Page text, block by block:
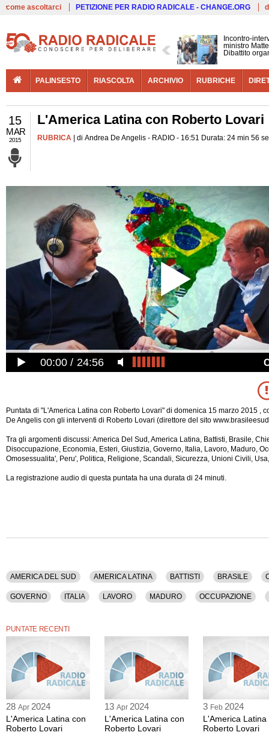
come ascoltarci PETIZIONE PER RADIO RADICALE - CHANGE.ORG
Incontro-
ministro
Dibattito
PALINSESTO RIASCOLTA ARCHIVIO RUBRICHE
15
MAR
2015
L'America Latina con Roberto Lovari
RUBRICA | di Andrea De Angelis - RADIO - 16:51 Durata: 24 min 56
00:00 24:56
Puntata di "L'America Latina con Roberto Lovari" di domenica 15 marzo 2015 ,
De Angelis con gli interventi di Roberto Lovari (direttore del sito
Tra gli argomenti discussi: America Del Sud, America Latina, Battisti, Brasile,
Disoccupazione, Economia, Esteri, Giustizia, Governo, Italia, Lavoro, Maduro,
Omosessualita', Peru', Politica, Religione, Scandali, Sicurezza, Unioni Civili,
La registrazione audio di questa puntata ha una durata di 24 minuti.
AMERICA DEL SUD AMERICA LATINA BATTISTI BRASILE
GOVERNO ITALIA LAVORO MADURO OCCUPAZIONE
PUNTATE RECENTI
28 Apr 2024
L'America Latina con
Roberto Lovari
13 Apr 2024
L'America Latina con
Roberto Lovari
3 Feb 2024
L'America Latina
Roberto Lovari